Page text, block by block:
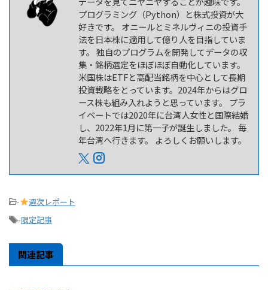
プログラミング（Python）と株式投資が大
好きです。 オニールとミネルヴィニの投資手
法を日本株に適用して億り人を目指していま
す。 独自のプログラムを開発してデータの収
集・銘柄選定をほぼほぼ自動化しています。
米国株はETFと高配当銘柄を中心として長期
投資戦略をとっています。2024年からはグロ
ース株も組み入れようと思っています。 プラ
イベートでは2020年に台湾人女性と国際結婚
し、2022年1月に第一子が誕生しました。 毎
年台湾へ行きます。 よろしくお願いします。
-
週次レポート
-限定記事
関連記事